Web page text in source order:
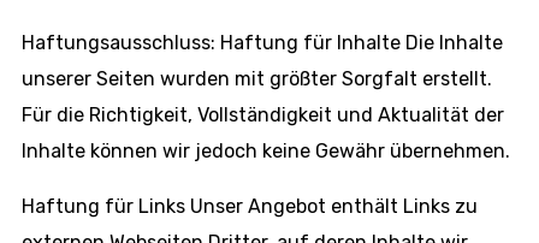
Haftungsausschluss: Haftung für Inhalte Die Inhalte
unserer Seiten wurden mit größter Sorgfalt erstellt.
Für die Richtigkeit, Vollständigkeit und Aktualität der
Inhalte können wir jedoch keine Gewähr übernehmen.
Haftung für Links Unser Angebot enthält Links zu